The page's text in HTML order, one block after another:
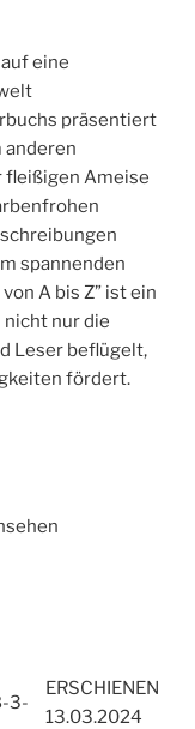
eine
präsentiert
anderen
fleißigen Ameise
spannenden
A bis Z” ist ein
nicht nur die
Leser beflügelt,
fördert.
3-
ERSCHIENEN
13.03.2024